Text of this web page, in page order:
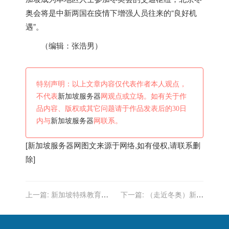
奥会将是中新两国在疫情下增强人员往来的“良好机
遇”。
（编辑：张浩男）
特别声明：以上文章内容仅代表作者本人观点，
不代表新加坡服务器 网观点或立场。如有关于作
品内容、版权或其它问题请于作品发表后的30日
内与新加坡服务器 网联系。
[新加坡服务器网图文来源于网络,如有侵权,请联系删
除]
上一篇: 新加坡特殊教育学
下一篇:
（走近冬奥）新加
开通包机服务